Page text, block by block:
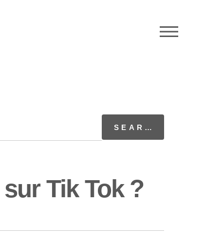
Tik Tok ?